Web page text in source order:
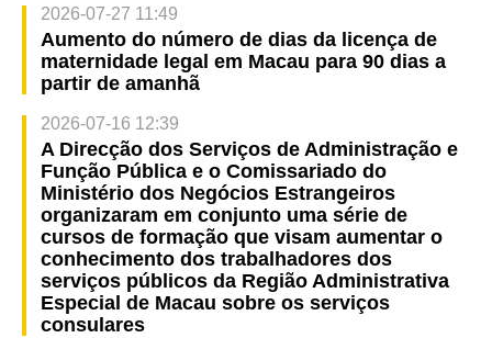
2026-07-27 11:49
Aumento do número de dias da licença de
maternidade legal em Macau para 90 dias a
partir de amanhã
2026-07-16 12:39
A Direcção dos Serviços de Administração e
Função Pública e o Comissariado do
Ministério dos Negócios Estrangeiros
organizaram em conjunto uma série de
cursos de formação que visam aumentar o
conhecimento dos trabalhadores dos
serviços públicos da Região Administrativa
Especial de Macau sobre os serviços
consulares